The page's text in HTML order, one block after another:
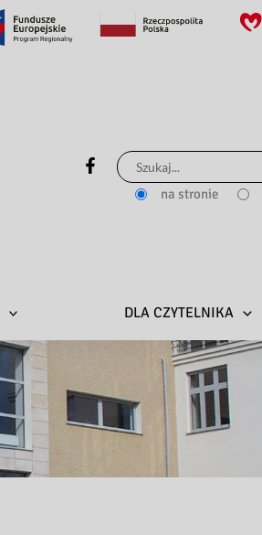
Szukaj
dla:
na stronie
DLA CZYTELNIKA